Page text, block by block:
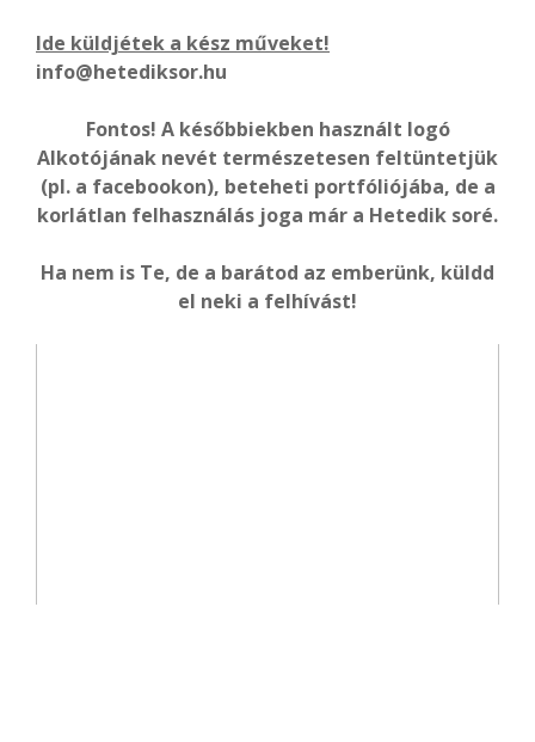
Ide küldjétek a kész műveket!
info@hetediksor.hu
Fontos! A későbbiekben használt logó
Alkotójának nevét természetesen feltüntetjük
(pl. a facebookon), beteheti portfóliójába, de a
korlátlan felhasználás joga már a Hetedik soré.
Ha nem is Te, de a barátod az emberünk, küldd
el neki a felhívást!